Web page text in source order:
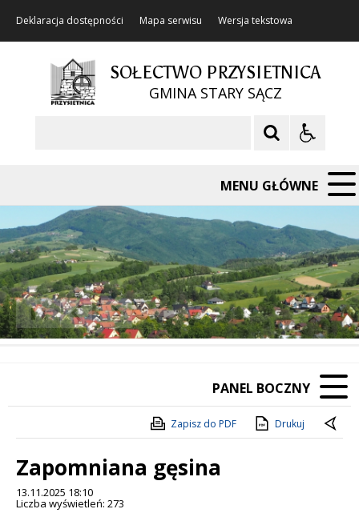
Deklaracja dostępności Mapa serwisu Wersja tekstowa
SOŁECTWO PRZYSIETNICA
GMINA STARY SĄCZ
MENU GŁÓWNE
Poprzedni Element
Następny Element
❚❚
PANEL BOCZNY
Zapisz do PDF Drukuj
Zapomniana gęsina
13.11.2025 18:10
Liczba wyświetleń: 273